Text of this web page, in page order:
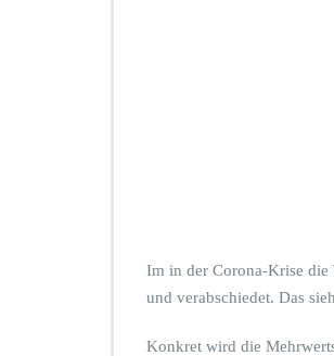
Im in der Corona-Krise die
und verabschiedet. Das
Konkret wird die